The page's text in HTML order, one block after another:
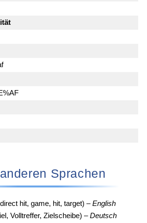
anderen Sprachen
hit, game, hit, target) –English
Volltreffer, Zielscheibe) –Deutsch